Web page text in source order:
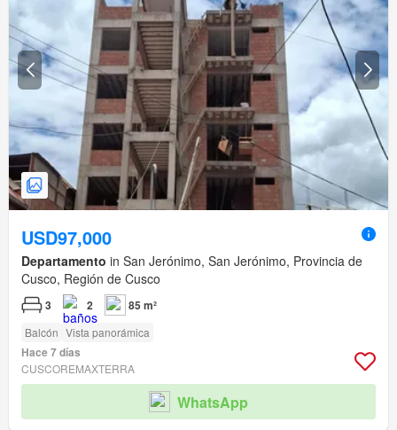
USD97,000
Departamento in San Jerónimo, San Jerónimo, Provincia de
Cusco, Región de Cusco
3 2 85 m²
Balcón Vista panorámica
Hace 7 días
CUSCOREMAXTERRA
WhatsApp